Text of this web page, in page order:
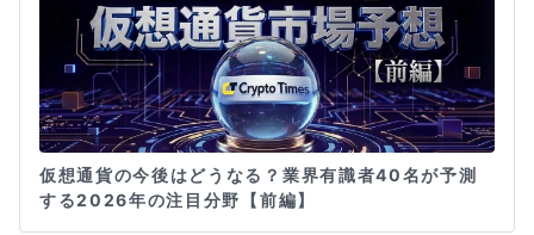
仮想通貨の今後はどうなる？業界有識者40名が予測
する2026年の注目分野【前編】